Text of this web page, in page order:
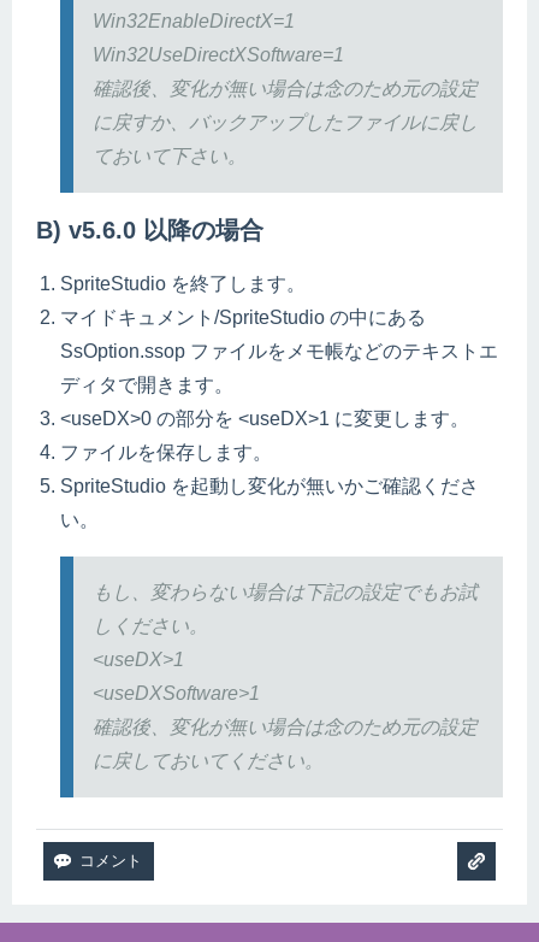
Win32EnableDirectX=1
Win32UseDirectXSoftware=1
確認後、変化が無い場合は念のため元の設定
に戻すか、バックアップしたファイルに戻し
ておいて下さい。
B) v5.6.0 以降の場合
SpriteStudio を終了します。
マイドキュメント/SpriteStudio の中にある
SsOption.ssop ファイルをメモ帳などのテキストエ
ディタで開きます。
<useDX>0 の部分を <useDX>1 に変更します。
ファイルを保存します。
SpriteStudio を起動し変化が無いかご確認くださ
い。
もし、変わらない場合は下記の設定でもお試
しください。
<useDX>1
<useDXSoftware>1
確認後、変化が無い場合は念のため元の設定
に戻しておいてください。